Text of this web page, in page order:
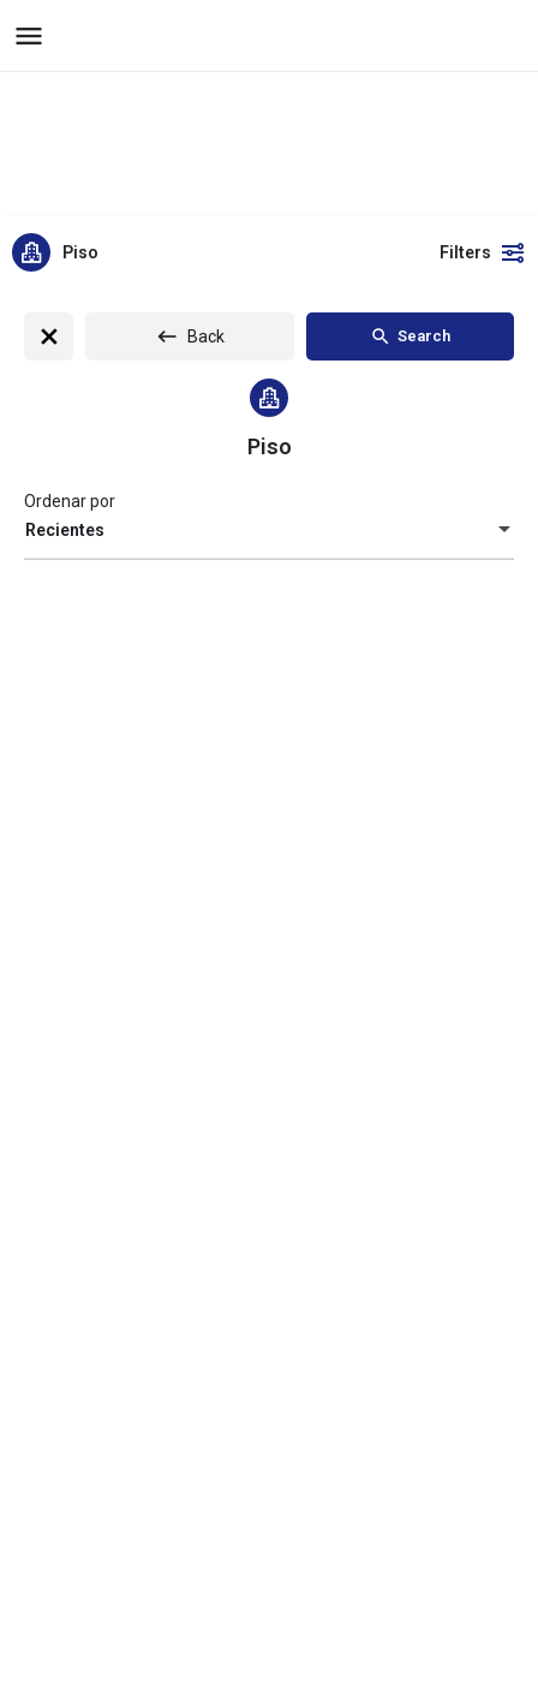
menu
Piso Filters
Search
Back
Piso
Recientes
Ordenar por